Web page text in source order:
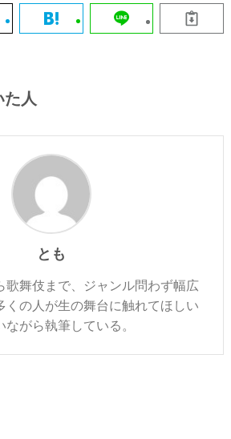
人
とも
歌舞伎まで、ジャンル問わず幅広
くの人が生の舞台に触れてほしい
ながら執筆している。